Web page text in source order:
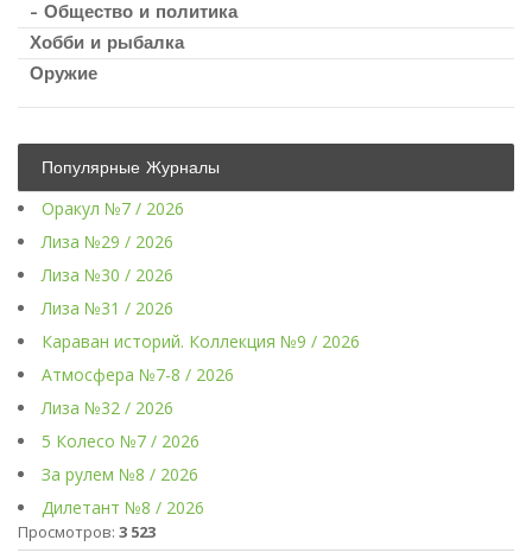
- Общество и политика
Хобби и рыбалка
Оружие
Популярные Журналы
Оракул №7 / 2026
Лиза №29 / 2026
Лиза №30 / 2026
Лиза №31 / 2026
Караван историй. Коллекция №9 / 2026
Атмосфера №7-8 / 2026
Лиза №32 / 2026
5 Колесо №7 / 2026
За рулем №8 / 2026
Дилетант №8 / 2026
Просмотров: 3 523